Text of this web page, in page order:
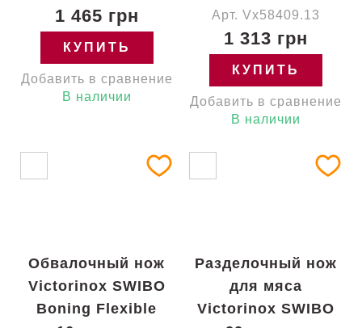
1 465 грн
КУПИТЬ
Добавить в сравнение
В наличии
Арт. Vx58409.13
1 313 грн
КУПИТЬ
Добавить в сравнение
В наличии
Обвалочный нож
Victorinox SWIBO
Boning Flexible
Разделочный нож
для мяса
Victorinox SWIBO